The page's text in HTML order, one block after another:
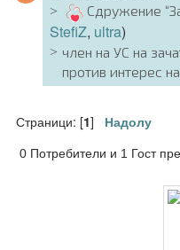
Сдружение
StefiZ, ultra)
член на УС на
против интерес
Страници: [1] Надолу
0 Потребители и 1 Гост